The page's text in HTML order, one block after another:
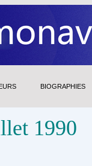
BIOGRAPHIES
1990